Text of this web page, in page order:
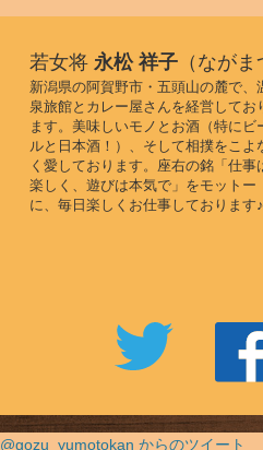
若女将 永松 祥子（ながま
新潟県の阿賀野市・五頭山の麓で、
泉旅館とカレー屋さんを経営してお
ます。美味しいモノとお酒（特にビ
ルと日本酒！）、そして相撲をこよ
く愛しております。座右の銘「仕事
楽しく、遊びは本気で」をモットー
に、毎日楽しくお仕事しております♪
@gozu_yumotokan からのツイート